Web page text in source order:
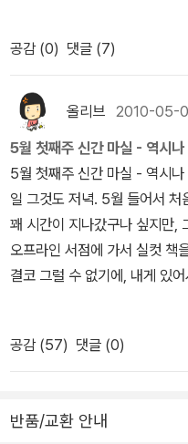
정치,종교,경제 등 다양한 영
ext에서 뛰어난 리더들을 가려
에 따라 분류하여 상술한다.
만족스럽다. 각 리더에 관련된
저 제시하고 이를 현대경영학
데, 리더십을 주제로 삼고 있으
명하는 과정에서 나오는 역사
아무것도 모르는 사람 혹은 경
교양서적으로서 충분히 의미
신간평가단LAYLA님<그 개는
홀딱 반하는 책이 있는가 하면
있는데이 책은 책의 내용은
가의 시선, 글솜씨에도 홀딱 반
자 숨겨놓고 소장하면서 보고
아볼수 있도록 구성해 놓은것
적인 개념부터 우리 일상의 물
며서론에서 관심을 유도해주
요./ 알라딘 6기 유아 분야
사장의자격>무소유란 아무것
한 것을 갖지 않는다는 뜻이다.
의 성공과 실패는 모두 잊어라.
있다. 여러 가지 좋은 내용들이
들에게 보내는 메시지가 아니
들 심지어는 성공을 꿈꾸는 미
는 내용들이다./ 알라딘 6기경
정치,종교,경제 등 다양한 영
ext에서 뛰어난 리더들을 가려
에 따라 분류하여 상술한다.
저 제시하고 이를 현대경영학
게도 몰입할 수 없었죠. 이순
라보는 세상'을 전하면서도 소
물의 이야기'를 들려줍니다.하
슬픈 야생동물 이야기>를읽지
훈의 작품에 흠이 있을거란 기
픈~>은'문학'은 아니지만, (이
다운 기록입니다. <퀴즈 탐험
을 다루거나, <동물의 왕국>
무한연정을 다루는데 하도 익
런 영상이 떠오릅니다. 그곳엔
혈안이 되었는지도모릅니다.
는 어니스트 톰슨의 야생동물
처럼 몸을 낮추지 않고도, 연
바'가 한없이 작아집니다. 게
공감 (0) 댓글 (7)
올리브 2010-05-
5월 첫째주 신간 마실 - 역시
5월 첫째주 신간 마실 - 역시
일 그것도 저녁. 5월 들어서 처
꽤 시간이 지나갔구나 싶지만,
오프라인 서점에 가서 실컷 책
결코 그럴 수 없기에, 내게 있
림책과 동화책이다. 물론 그
들과 품앗이로 책을 구입해서
지는 좋은 책들을 다 읽기엔
들은 행복하다. 5월엔 어린이
공감 (57) 댓글 (0)
반품/교환 안내